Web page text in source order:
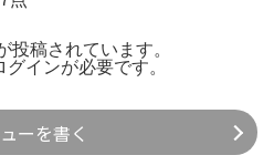
投稿されています。
グインが必要です。
ーを書く